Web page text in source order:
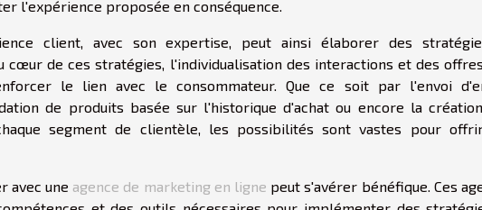
l'expérience proposée en conséquence.
client, avec son expertise, peut ainsi élaborer des
cœur de ces stratégies, l'individualisation des interactions et des
le lien avec le consommateur. Que ce soit par l'envoi
de produits basée sur l'historique d'achat ou encore la
segment de clientèle, les possibilités sont vastes pour
avec une agence de marketing en ligne peut s'avérer bénéfique. Ces